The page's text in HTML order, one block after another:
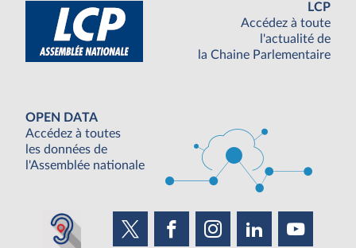
LCP
Accédez à toute
l'actualité de
la Chaine Parlementaire
OPEN DATA
Accédez à toutes
les données de
l'Assemblée nationale